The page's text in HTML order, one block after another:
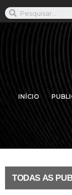
INÍCIO
TODAS AS